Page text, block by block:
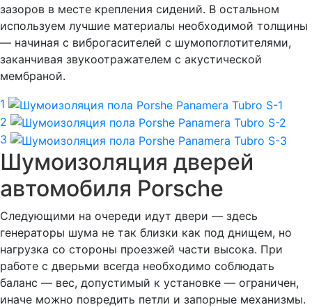
зазоров в месте крепления сидений. В остальном
используем лучшие материалы необходимой толщины
— начиная с виброгасителей с шумопоглотителями,
заканчивая звукоотражателем с акустической
мембраной.
1
2
3
Шумоизоляция дверей
автомобиля Porsche
Следующими на очереди идут двери — здесь
генераторы шума не так близки как под днищем, но
нагрузка со стороны проезжей части высока. При
работе с дверьми всегда необходимо соблюдать
баланс — вес, допустимый к установке — ограничен,
иначе можно повредить петли и запорные механизмы.